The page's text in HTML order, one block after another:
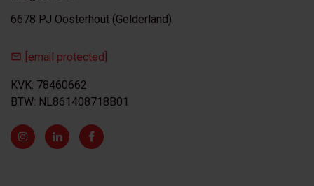
6678 PJ Oosterhout (Gelderland)
[email protected]
KVK: 78460662
BTW: NL861408718B01